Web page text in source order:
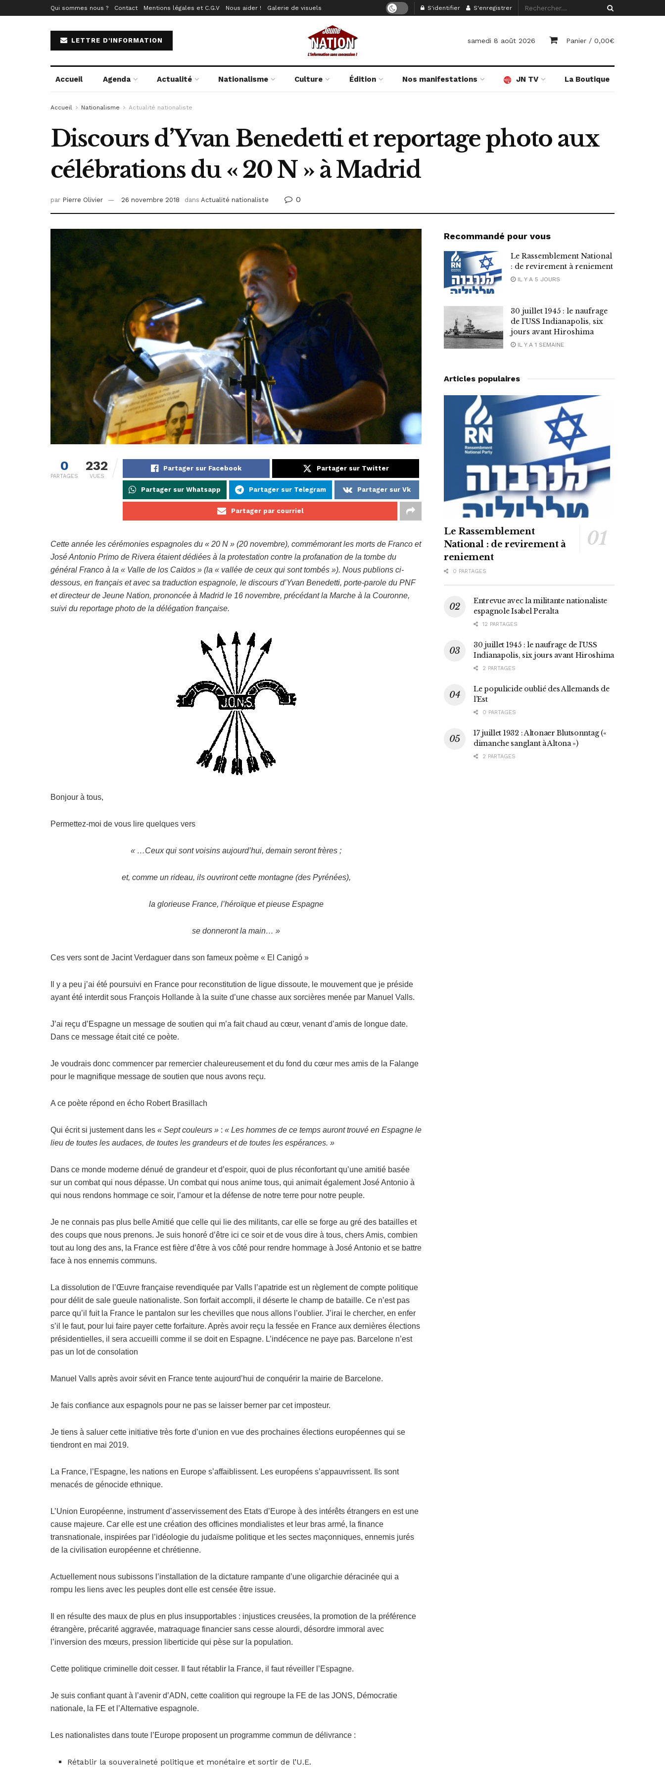
Qui sommes nous ? Contact Mentions légales et C.G.V Nous aider ! Galerie de visuels S'identifier S'enregistrer
LETTRE D'INFORMATION samedi 8 août 2026 Panier / 0,00€
Accueil Agenda Actualité Nationalisme Culture Édition Nos manifestations JN TV La Boutique
Accueil Nationalisme Actualité nationaliste
Discours d’Yvan Benedetti et reportage photo aux
célébrations du « 20 N » à Madrid
par Pierre Olivier 26 novembre 2018 dans Actualité nationaliste 0
0
PARTAGES
232
VUES
Partager sur Facebook Partager sur Twitter
Partager sur Whatsapp Partager sur Telegram Partager sur Vk
Partager par courriel
Cette année les cérémonies espagnoles du « 20 N » (20 novembre), commémorant les morts de Franco et
José Antonio Primo de Rivera étaient dédiées à la protestation contre la profanation de la tombe du
général Franco à la « Valle de los Caïdos » (la « vallée de ceux qui sont tombés »). Nous publions ci-
dessous, en français et avec sa traduction espagnole, le discours d’Yvan Benedetti, porte-parole du PNF
et directeur de Jeune Nation, prononcée à Madrid le 16 novembre, précédant la Marche à la Couronne,
suivi du reportage photo de la délégation française.
Bonjour à tous,
Permettez-moi de vous lire quelques vers
« …Ceux qui sont voisins aujourd’hui, demain seront frères ;
et, comme un rideau, ils ouvriront cette montagne (des Pyrénées),
la glorieuse France, l’héroïque et pieuse Espagne
se donneront la main… »
Ces vers sont de Jacint Verdaguer dans son fameux poème « El Canigó »
Il y a peu j’ai été poursuivi en France pour reconstitution de ligue dissoute, le mouvement que je préside
ayant été interdit sous François Hollande à la suite d’une chasse aux sorcières menée par Manuel Valls.
J’ai reçu d’Espagne un message de soutien qui m’a fait chaud au cœur, venant d’amis de longue date.
Dans ce message était cité ce poète.
Je voudrais donc commencer par remercier chaleureusement et du fond du cœur mes amis de la Falange
pour le magnifique message de soutien que nous avons reçu.
A ce poète répond en écho Robert Brasillach
Qui écrit si justement dans les « Sept couleurs » : « Les hommes de ce temps auront trouvé en Espagne le
lieu de toutes les audaces, de toutes les grandeurs et de toutes les espérances. »
Dans ce monde moderne dénué de grandeur et d’espoir, quoi de plus réconfortant qu’une amitié basée
sur un combat qui nous dépasse. Un combat qui nous anime tous, qui animait également José Antonio à
qui nous rendons hommage ce soir, l’amour et la défense de notre terre pour notre peuple.
Je ne connais pas plus belle Amitié que celle qui lie des militants, car elle se forge au gré des batailles et
des coups que nous prenons. Je suis honoré d’être ici ce soir et de vous dire à tous, chers Amis, combien
tout au long des ans, la France est fière d’être à vos côté pour rendre hommage à José Antonio et se battre
face à nos ennemis communs.
La dissolution de l’Œuvre française revendiquée par Valls l’apatride est un règlement de compte politique
pour délit de sale gueule nationaliste. Son forfait accompli, il déserte le champ de bataille. Ce n’est pas
parce qu’il fuit la France le pantalon sur les chevilles que nous allons l’oublier. J’irai le chercher, en enfer
s’il le faut, pour lui faire payer cette forfaiture. Après avoir reçu la fessée en France aux dernières élections
présidentielles, il sera accueilli comme il se doit en Espagne. L’indécence ne paye pas. Barcelone n’est
pas un lot de consolation
Manuel Valls après avoir sévit en France tente aujourd’hui de conquérir la mairie de Barcelone.
Je fais confiance aux espagnols pour ne pas se laisser berner par cet imposteur.
Je tiens à saluer cette initiative très forte d’union en vue des prochaines élections européennes qui se
tiendront en mai 2019.
La France, l’Espagne, les nations en Europe s’affaiblissent. Les européens s’appauvrissent. Ils sont
menacés de génocide ethnique.
L’Union Européenne, instrument d’asservissement des Etats d’Europe à des intérêts étrangers en est une
cause majeure. Car elle est une création des officines mondialistes et leur bras armé, la finance
transnationale, inspirées par l’idéologie du judaïsme politique et les sectes maçonniques, ennemis jurés
de la civilisation européenne et chrétienne.
Actuellement nous subissons l’installation de la dictature rampante d’une oligarchie déracinée qui a
rompu les liens avec les peuples dont elle est censée être issue.
Il en résulte des maux de plus en plus insupportables : injustices creusées, la promotion de la préférence
étrangère, précarité aggravée, matraquage financier sans cesse alourdi, désordre immoral avec
l’inversion des mœurs, pression liberticide qui pèse sur la population.
Cette politique criminelle doit cesser. Il faut rétablir la France, il faut réveiller l’Espagne.
Je suis confiant quant à l’avenir d’ADN, cette coalition qui regroupe la FE de las JONS, Démocratie
nationale, la FE et l’Alternative espagnole.
Les nationalistes dans toute l’Europe proposent un programme commun de délivrance :
Rétablir la souveraineté politique et monétaire et sortir de l’U.E.
Recommandé pour vous
Le Rassemblement National
: de revirement à reniement
IL Y A 5 JOURS
30 juillet 1945 : le naufrage
de l’USS Indianapolis, six
jours avant Hiroshima
IL Y A 1 SEMAINE
Articles populaires
Le Rassemblement
National : de revirement à
reniement
0 PARTAGES
Entrevue avec la militante nationaliste
espagnole Isabel Peralta
12 PARTAGES
30 juillet 1945 : le naufrage de l’USS
Indianapolis, six jours avant Hiroshima
2 PARTAGES
Le populicide oublié des Allemands de
l’Est
0 PARTAGES
17 juillet 1932 : Altonaer Blutsonntag («
dimanche sanglant à Altona »)
2 PARTAGES